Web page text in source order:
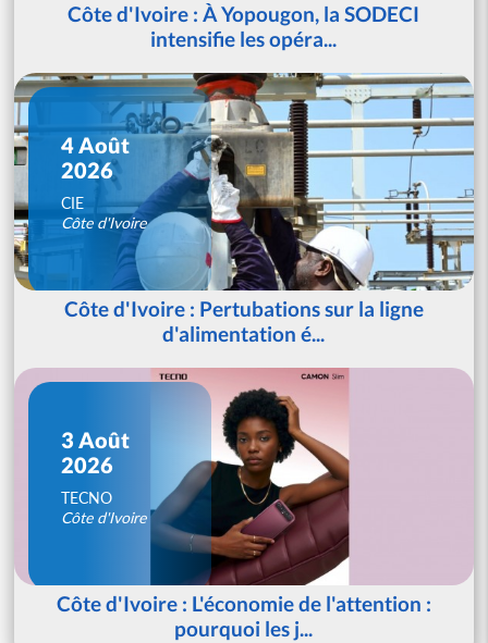
Côte d'Ivoire : À Yopougon, la SODECI
intensifie les opéra...
4 Août
2026
CIE
Côte d'Ivoire
Côte d'Ivoire : Pertubations sur la ligne
d'alimentation é...
3 Août
2026
TECNO
Côte d'Ivoire
Côte d'Ivoire : L'économie de l'attention :
pourquoi les j...